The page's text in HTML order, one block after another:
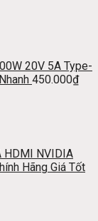
20V 5A Type-
450.000₫
HDMI NVIDIA
Hãng Giá Tốt